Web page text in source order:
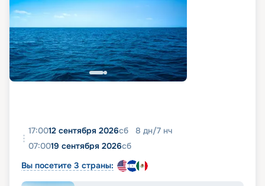
17:0012 сентября 2026сб 8 дн/7 нч
07:0019 сентября 2026сб
Вы посетите 3 страны: